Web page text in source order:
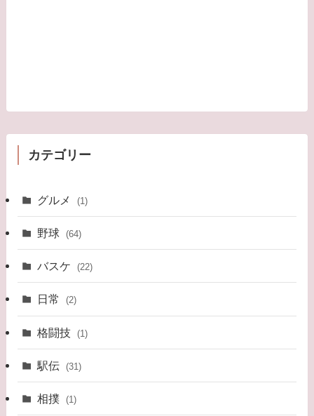
カテゴリー
グルメ (1)
野球 (64)
バスケ (22)
日常 (2)
格闘技 (1)
駅伝 (31)
相撲 (1)